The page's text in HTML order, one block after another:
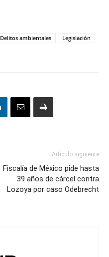
Delitos ambientales
Legislación
Artículo siguiente
Fiscalía de México pide hasta
39 años de cárcel contra
Lozoya por caso Odebrecht